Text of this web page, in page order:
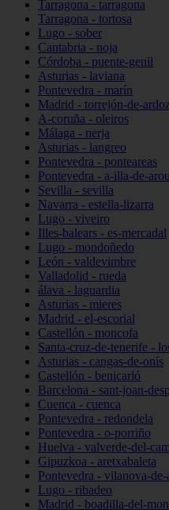
Tarragona - tarragona
Tarragona - tortosa
Lugo - sober
Cantabria - noja
Córdoba - puente-genil
Asturias - laviana
Pontevedra - marín
Madrid - torrejón-de-
A-coruña - oleiros
Málaga - nerja
Asturias - langreo
Pontevedra - ponteareas
Pontevedra - a-illa-de-
Sevilla - sevilla
Navarra - estella-lizarra
Lugo - viveiro
Illes-balears - es-mercadal
Lugo - mondoñedo
León - valdevimbre
Valladolid - rueda
álava - laguardia
Asturias - mieres
Madrid - el-escorial
Castellón - moncofa
Santa-cruz-de-tenerife -
Asturias - cangas-de-onís
Castellón - benicarló
Barcelona - sant-joan-
Cuenca - cuenca
Pontevedra - redondela
Pontevedra - o-porriño
Huelva - valverde-del-
Gipuzkoa - aretxabaleta
Pontevedra - vilanova-de-
Lugo - ribadeo
Madrid - boadilla-del-